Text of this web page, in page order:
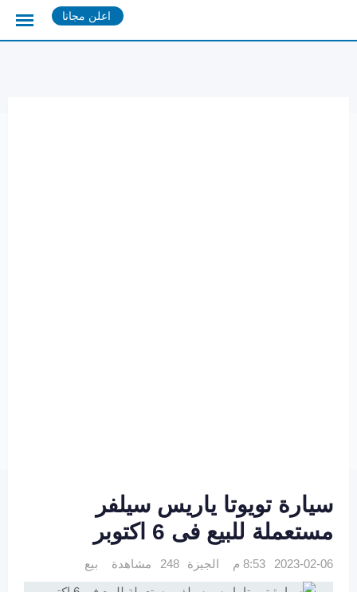
اعلن مجانا
سيارة تويوتا ياريس سيلفر
مستعملة للبيع فى 6 اكتوبر
2023-02-06 8:53 م الجيزة 248 مشاهدة بيع